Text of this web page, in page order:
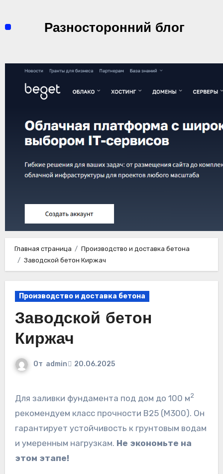
содержимомуРазносторонний блог
Главная страница
Производство и доставка бетона
Заводской бетон Киржач
Производство и доставка бетона
Заводской бетон
Киржач
От admin 20.06.2025
Для заливки фундамента под дом до 100 м2
рекомендуем класс прочности B25 (М300). Он
гарантирует устойчивость к грунтовым водам
и умеренным нагрузкам. Не экономьте на
этом этапе!